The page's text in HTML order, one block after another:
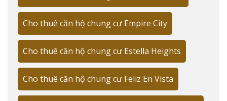
Cho thuê căn hộ chung cư Empire City
Cho thuê căn hộ chung cư Estella Heights
Cho thuê căn hộ chung cư Feliz En Vista